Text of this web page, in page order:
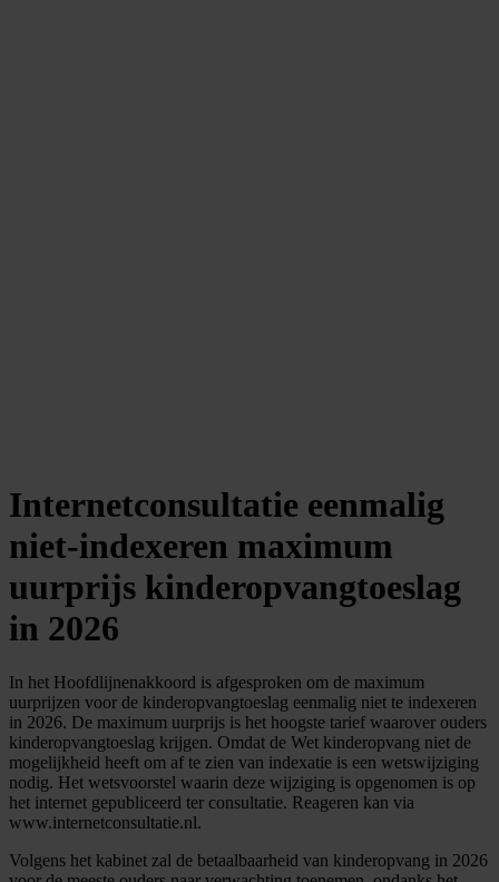
Internetconsultatie eenmalig
niet-indexeren maximum
uurprijs kinderopvangtoeslag
in 2026
In het Hoofdlijnenakkoord is afgesproken om de maximum
uurprijzen voor de kinderopvangtoeslag eenmalig niet te indexeren
in 2026. De maximum uurprijs is het hoogste tarief waarover ouders
kinderopvangtoeslag krijgen. Omdat de Wet kinderopvang niet de
mogelijkheid heeft om af te zien van indexatie is een wetswijziging
nodig. Het wetsvoorstel waarin deze wijziging is opgenomen is op
het internet gepubliceerd ter consultatie. Reageren kan via
www.internetconsultatie.nl.
Volgens het kabinet zal de betaalbaarheid van kinderopvang in 2026